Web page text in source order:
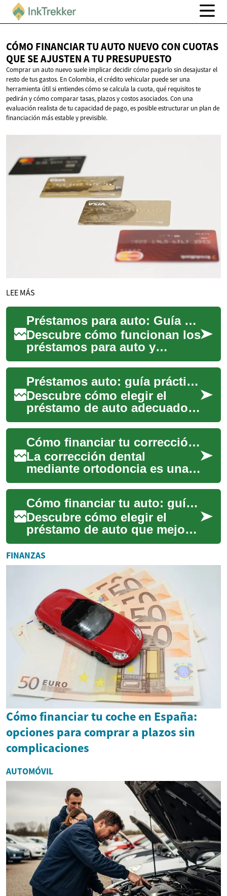
CÓMO FINANCIAR TU AUTO NUEVO CON CUOTAS
QUE SE AJUSTEN ATU PRESUPUESTO
Comprar un auto nuevo suele implicar decidir cómo pagarlo sin desajustar el
resto de tus gastos. En Colombia, el crédito vehicular puede ser una
herramienta útil si entiendes cómo se calcula la cuota, qué requisitos te
pedirán y cómo comparar tasas, plazos y costos asociados. Con una
evaluación realista de tu capacidad de pago, es posible estructurar un plan de
financiación más estable y previsible.
LEE MÁS
Préstamos para auto: Guía práctica para financiar tu coche
Descubre cómo funcionan los
préstamos para auto y
aprende a elegir la opción de
financiamiento que más
conviene. Esta...
Préstamos auto: guía práctica para financiar tu vehículo
Descubre cómo elegir el
préstamo de auto adecuado:
requisitos, tipos de
prestamistas, tasas de
interés, plazos y cons...
Cómo financiar tu corrección dental
La corrección dental
mediante ortodoncia es una
inversión importante en tu
salud oral y bienestar
general. Sin embarg...
Cómo financiar tu auto: guía completa y consejos
Descubre cómo elegir el
préstamo de auto que mejor
se adapte a tu situación:
requisitos, tipos de
financiamiento, fac...
FINANZAS
Cómo financiar tu coche en España:
opciones para comprar a plazos sin
complicaciones
AUTOMÓVIL